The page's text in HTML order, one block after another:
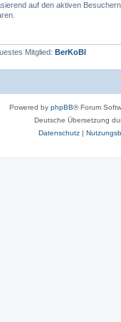
auf den aktiven
Mitglied: BerKoBl
Powered by phpBB® Forum
Deutsche Übersetzung
Datenschutz|